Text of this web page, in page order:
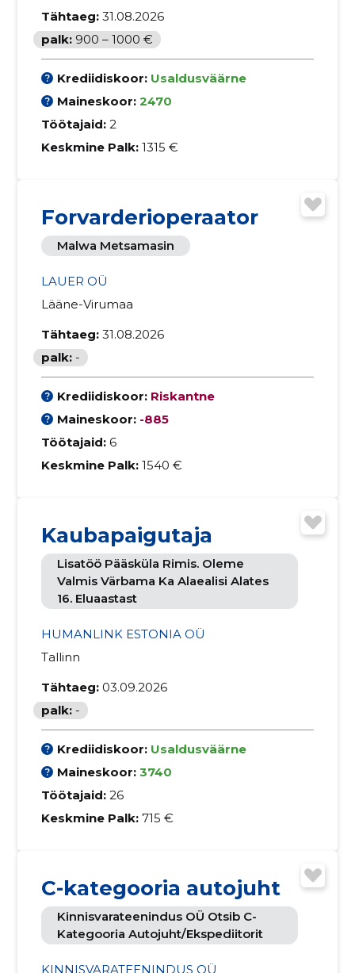
Tähtaeg: 31.08.2026
palk: 900 – 1000 €
Krediidiskoor: Usaldusväärne
Maineskoor: 2470
Töötajaid: 2
Keskmine Palk: 1315 €
Forvarderioperaator
Malwa Metsamasin
LAUER OÜ
Lääne-Virumaa
Tähtaeg: 31.08.2026
palk: -
Krediidiskoor: Riskantne
Maineskoor: -885
Töötajaid: 6
Keskmine Palk: 1540 €
Kaubapaigutaja
Lisatöö Pääsküla Rimis. Oleme
Valmis Värbama Ka Alaealisi Alates
16. Eluaastast
HUMANLINK ESTONIA OÜ
Tallinn
Tähtaeg: 03.09.2026
palk: -
Krediidiskoor: Usaldusväärne
Maineskoor: 3740
Töötajaid: 26
Keskmine Palk: 715 €
C-kategooria autojuht
Kinnisvarateenindus OÜ Otsib C-
Kategooria Autojuht/ekspediitorit
KINNISVARATEENINDUS OÜ